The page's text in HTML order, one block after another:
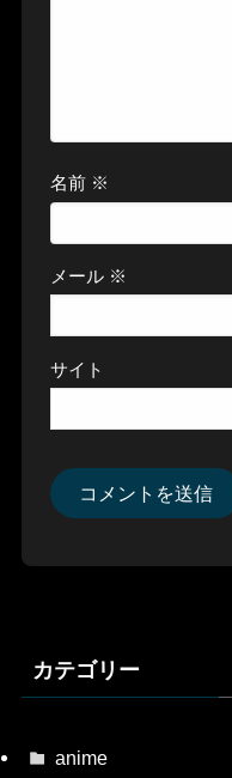
名前 ※
メール ※
サイト
カテゴリー
anime